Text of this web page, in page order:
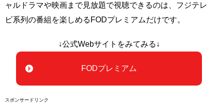
ャルドラマや映画まで見放題で視聴できるのは、フジテレ
ビ系列の番組を楽しめるFODプレミアムだけです。
↓公式Webサイトをみてみる↓
FODプレミアム
スポンサードリンク